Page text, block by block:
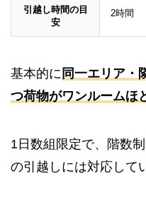
引越し時間の目
安
2時間
基本的に 同一エリア・
つ荷物がワンルームほ
1日数組限定で、階数
の引越しには対応して